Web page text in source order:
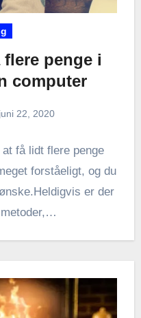
penge i
computer
juni 22, 2020
få lidt flere penge
forståeligt, og du
er der